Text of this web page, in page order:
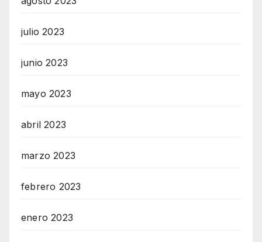
julio 2023
junio 2023
mayo 2023
abril 2023
marzo 2023
febrero 2023
enero 2023